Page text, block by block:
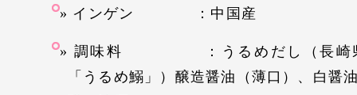
インゲン ：中国産
調味料 ：うるめだし（長崎県
「うるめ鰯」）醸造醤油（薄口）、白醤